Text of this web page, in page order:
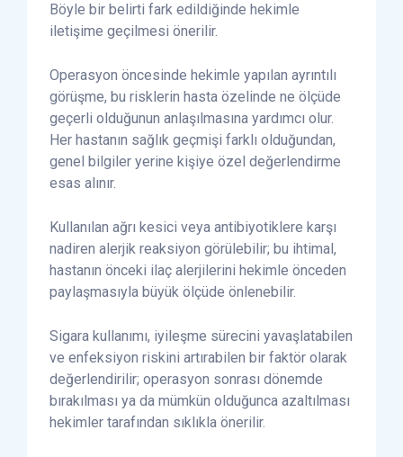
Böyle bir belirti fark edildiğinde hekimle
iletişime geçilmesi önerilir.
Operasyon öncesinde hekimle yapılan ayrıntılı
görüşme, bu risklerin hasta özelinde ne ölçüde
geçerli olduğunun anlaşılmasına yardımcı olur.
Her hastanın sağlık geçmişi farklı olduğundan,
genel bilgiler yerine kişiye özel değerlendirme
esas alınır.
Kullanılan ağrı kesici veya antibiyotiklere karşı
nadiren alerjik reaksiyon görülebilir; bu ihtimal,
hastanın önceki ilaç alerjilerini hekimle önceden
paylaşmasıyla büyük ölçüde önlenebilir.
Sigara kullanımı, iyileşme sürecini yavaşlatabilen
ve enfeksiyon riskini artırabilen bir faktör olarak
değerlendirilir; operasyon sonrası dönemde
bırakılması ya da mümkün olduğunca azaltılması
hekimler tarafından sıklıkla önerilir.